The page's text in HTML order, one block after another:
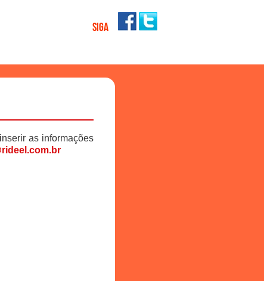
SIGA
as informações